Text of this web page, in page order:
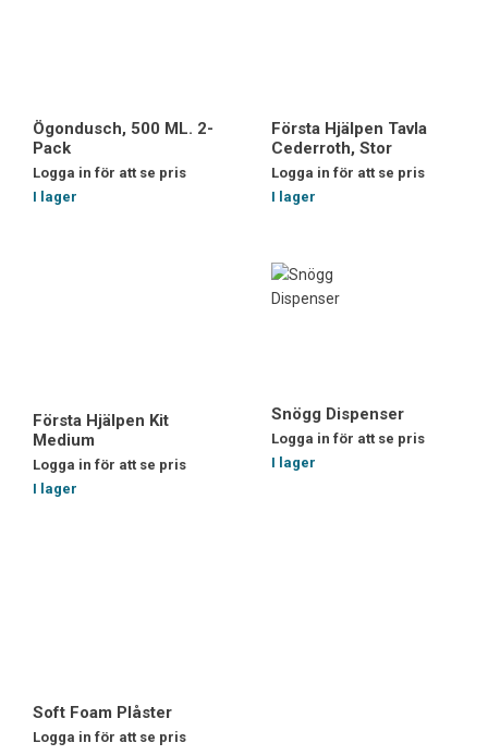
Ögondusch, 500 ML. 2-
Pack
Logga in för att se pris
I lager
Första Hjälpen Tavla
Cederroth, Stor
Logga in för att se pris
I lager
Första Hjälpen Kit
Medium
Logga in för att se pris
I lager
Snögg Dispenser
Logga in för att se pris
I lager
Soft Foam Plåster
Logga in för att se pris